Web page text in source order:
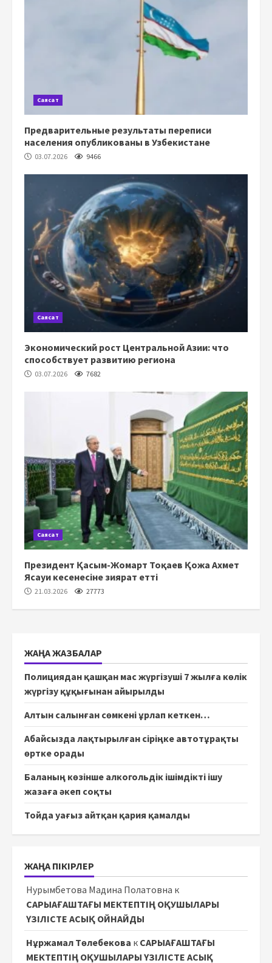
Саясат
Предварительные результаты переписи
населения опубликованы в Узбекистане
03.07.2026 9466
Саясат
Экономический рост Центральной Азии: что
способствует развитию региона
03.07.2026 7682
Саясат
Президент Қасым-Жомарт Тоқаев Қожа Ахмет
Ясауи кесенесіне зиярат етті
21.03.2026 27773
ЖАҢА ЖАЗБАЛАР
Полициядан қашқан мас жүргізуші 7 жылға көлік
жүргізу құқығынан айырылды
Алтын салынған сөмкені ұрлап кеткен…
Абайсызда лақтырылған сіріңке автотұрақты
өртке орады
Баланың көзінше алкогольдік ішімдікті ішу
жазаға әкеп соқты
Тойда уағыз айтқан қария қамалды
ЖАҢА ПІКІРЛЕР
Нурымбетова Мадина Полатовна к
САРЫАҒАШТАҒЫ МЕКТЕПТІҢ ОҚУШЫЛАРЫ
ҮЗІЛІСТЕ АСЫҚ ОЙНАЙДЫ
Нұржамал Төлебекова к САРЫАҒАШТАҒЫ
МЕКТЕПТІҢ ОҚУШЫЛАРЫ ҮЗІЛІСТЕ АСЫҚ